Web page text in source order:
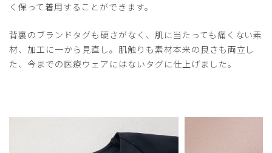
く保って着用することができます。
背裏のブランドタグも硬さがなく、肌に当たっても痛くない素
材、加工に一から見直し。肌触りも素材本来の良さも両立し
た、今までの医療ウェアにはないタグに仕上げました。